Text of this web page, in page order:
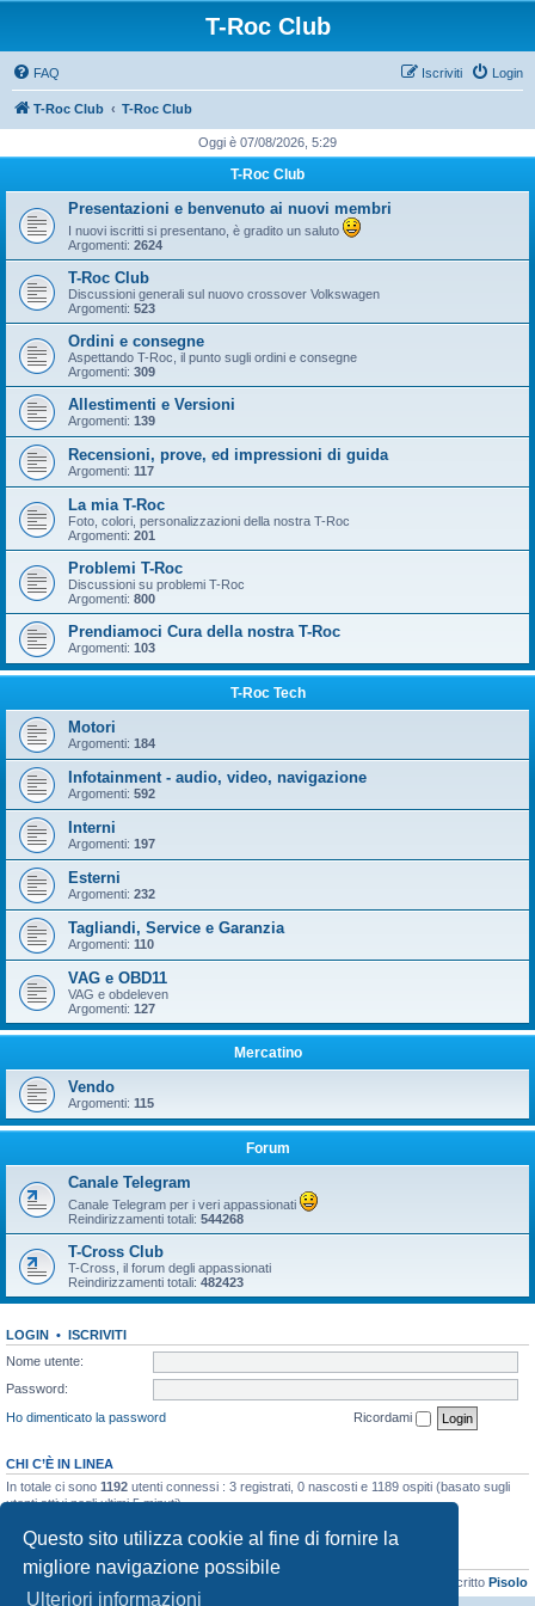
Questo sito utilizza cookie al fine di fornire la
migliore navigazione possibile
Ulteriori informazioni
T-Roc Club
FAQ Login
Iscriviti
T-Roc Club T-Roc Club
Oggi è 07/08/2026, 5:29
T-Roc Club
Presentazioni e benvenuto ai nuovi membri
I nuovi iscritti si presentano, è gradito un saluto
Argomenti: 2624
T-Roc Club
Discussioni generali sul nuovo crossover Volkswagen
Argomenti: 523
Ordini e consegne
Aspettando T-Roc, il punto sugli ordini e consegne
Argomenti: 309
Allestimenti e Versioni
Argomenti: 139
Recensioni, prove, ed impressioni di guida
Argomenti: 117
La mia T-Roc
Foto, colori, personalizzazioni della nostra T-Roc
Argomenti: 201
Problemi T-Roc
Discussioni su problemi T-Roc
Argomenti: 800
Prendiamoci Cura della nostra T-Roc
Argomenti: 103
T-Roc Tech
Motori
Argomenti: 184
Infotainment - audio, video, navigazione
Argomenti: 592
Interni
Argomenti: 197
Esterni
Argomenti: 232
Tagliandi, Service e Garanzia
Argomenti: 110
VAG e OBD11
VAG e obdeleven
Argomenti: 127
Mercatino
Vendo
Argomenti: 115
Forum
Canale Telegram
Canale Telegram per i veri appassionati
Reindirizzamenti totali: 544268
T-Cross Club
T-Cross, il forum degli appassionati
Reindirizzamenti totali: 482423
LOGIN • ISCRIVITI
Nome utente:
Password:
Ho dimenticato la password
Ricordami
CHI C’È IN LINEA
In totale ci sono 1192 utenti connessi : 3 registrati, 0 nascosti e 1189 ospiti (basato sugli
utenti attivi negli ultimi 5 minuti)
STATISTICHE
Totale messaggi
48133 • Totale argomenti • Ultimo iscritto Pisolo